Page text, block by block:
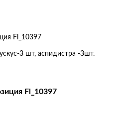
3 шт, аспидистра -3шт.
Fl_10397